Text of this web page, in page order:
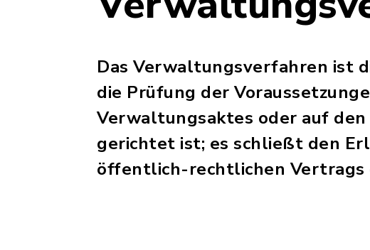
Das Verwaltungsverfahren ist
die Prüfung der
Verwaltungsaktes oder auf
gerichtet ist; es schließt den
öffentlich-rechtlichen Vertrags